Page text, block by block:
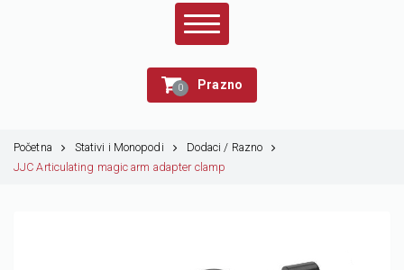
0 Prazno
Početna Stativi i Monopodi
Dodaci / Razno
JJC Articulating magic arm adapter clamp